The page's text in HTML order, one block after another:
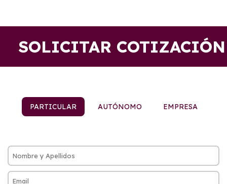
SOLICITAR COTIZACIÓN
PARTICULAR AUTÓNOMO EMPRESA